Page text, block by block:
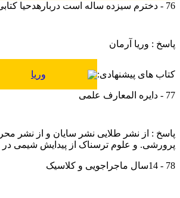
76 - دخترم سیزده ساله است دربارهدحیا کتابی هست?
پاسخ : وریا آرمان
کتاب های پیشنهادی: وریا
77 - دایره المعارف علمی
پاسخ : از نشر طلایی نشر سایان و از نشر
پرورشی. و علوم ترسناک از پیدایش شیمی
78 - 14سال ماجراجویی و کلاسیک